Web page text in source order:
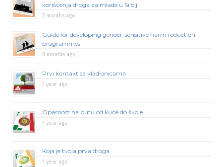
korišćenja droga za mlade u Srbiji
7 months ago
Guide for developing gender-sensitive harm reduction
programmes
8 months ago
Prvi kontakt sa kladionicama
1 year ago
Opasnost na putu od kuće do škole
1 year ago
Koja je tvoja prva droga
1 year ago